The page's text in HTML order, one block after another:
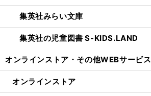
集英社みらい文庫
集英社の児童図書 S-KIDS.LAND
オンラインストア・ その他WEBサービス
オンラインストア